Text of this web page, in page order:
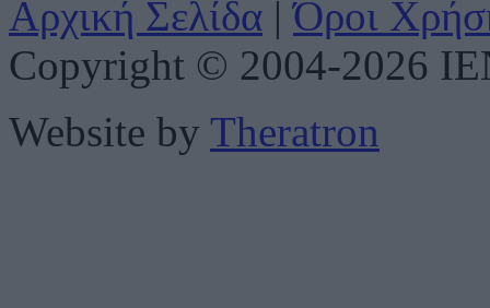
Αρχική Σελίδα |Όροι
Copyright © 2004-2026
Website by Theratron